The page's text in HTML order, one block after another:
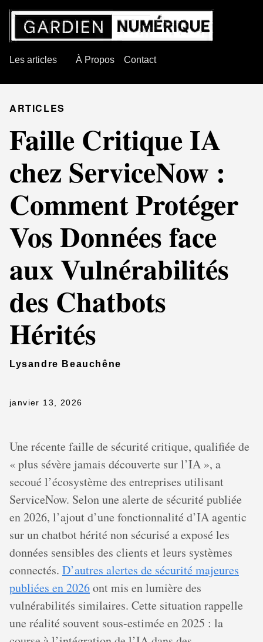
Les articles À Propos Contact
ARTICLES
Faille Critique IA
chez ServiceNow :
Comment Protéger
Vos Données face
aux Vulnérabilités
des Chatbots
Hérités
Lysandre Beauchêne
janvier 13, 2026
Une récente faille de sécurité critique, qualifiée de
« plus sévère jamais découverte sur l’IA », a
secoué l’écosystème des entreprises utilisant
ServiceNow. Selon une alerte de sécurité publiée
en 2026, l’ajout d’une fonctionnalité d’IA agentic
sur un chatbot hérité non sécurisé a exposé les
données sensibles des clients et leurs systèmes
connectés. D’autres alertes de sécurité majeures
publiées en 2026ont mis en lumière des
vulnérabilités similaires. Cette situation rappelle
une réalité souvent sous-estimée en 2025 : la